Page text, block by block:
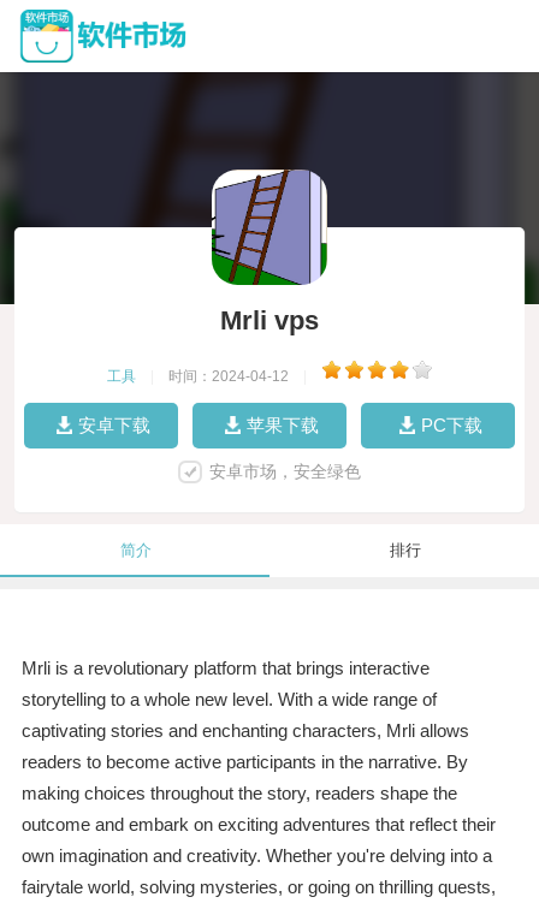
Mrli vps
工具 时间：2024-04-12
安卓下载 苹果下载 PC下载
安卓市场，安全绿色
简介 排行
Mrli is a revolutionary platform that brings interactive
storytelling to a whole new level. With a wide range of
captivating stories and enchanting characters, Mrli allows
readers to become active participants in the narrative. By
making choices throughout the story, readers shape the
outcome and embark on exciting adventures that reflect their
own imagination and creativity. Whether you're delving into a
fairytale world, solving mysteries, or going on thrilling quests,